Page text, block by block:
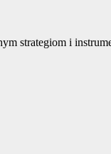
strategiom i